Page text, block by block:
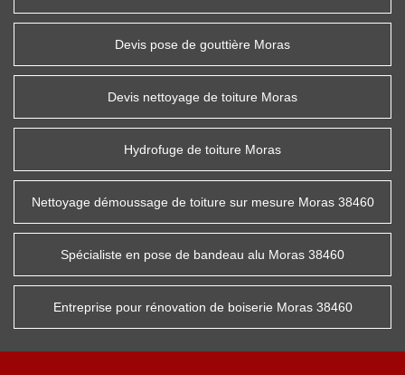
Devis pose de gouttière Moras
Devis nettoyage de toiture Moras
Hydrofuge de toiture Moras
Nettoyage démoussage de toiture sur mesure Moras 38460
Spécialiste en pose de bandeau alu Moras 38460
Entreprise pour rénovation de boiserie Moras 38460